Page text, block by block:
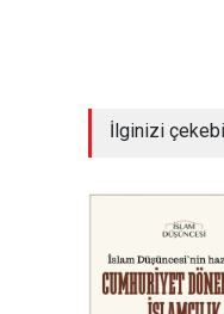
İlginizi